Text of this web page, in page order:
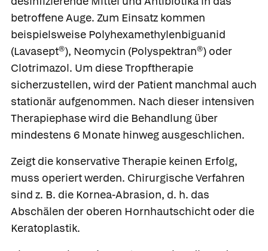
betroffene Auge. Zum Einsatz kommen
beispielsweise Polyhexamethylenbiguanid
(Lavasept®), Neomycin (Polyspektran®) oder
Clotrimazol. Um diese Tropftherapie
sicherzustellen, wird der Patient manchmal auch
stationär aufgenommen. Nach dieser intensiven
Therapiephase wird die Behandlung über
mindestens 6 Monate hinweg ausgeschlichen.
Zeigt die konservative Therapie keinen Erfolg,
muss operiert werden. Chirurgische Verfahren
sind z. B. die Kornea-Abrasion, d. h. das
Abschälen der oberen Hornhautschicht oder die
Keratoplastik.